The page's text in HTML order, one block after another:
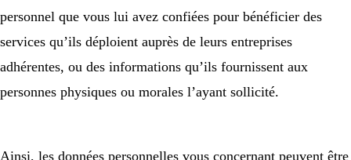
personnel que vous lui avez confiées pour bénéficier des
services qu’ils déploient auprès de leurs entreprises
adhérentes, ou des informations qu’ils fournissent aux
personnes physiques ou morales l’ayant sollicité.
Ainsi, les données personnelles vous concernant peuvent être